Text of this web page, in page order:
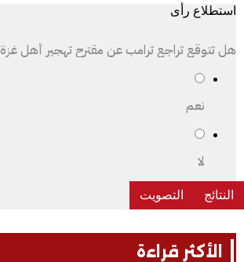
استطلاع رأى
هل تتوقع تراجع ترامب عن مقترح تهجير أهل
نعم
لا
الأكثر قراءة